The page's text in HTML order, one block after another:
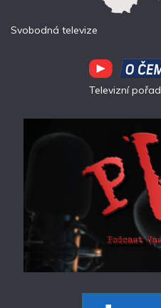
Svobodná televize
Televizní pořad